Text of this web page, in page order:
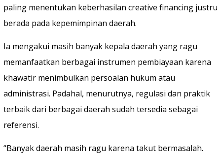
paling menentukan keberhasilan creative financing justru
berada pada kepemimpinan daerah.
Ia mengakui masih banyak kepala daerah yang ragu
memanfaatkan berbagai instrumen pembiayaan karena
khawatir menimbulkan persoalan hukum atau
administrasi. Padahal, menurutnya, regulasi dan praktik
terbaik dari berbagai daerah sudah tersedia sebagai
referensi.
“Banyak daerah masih ragu karena takut bermasalah.